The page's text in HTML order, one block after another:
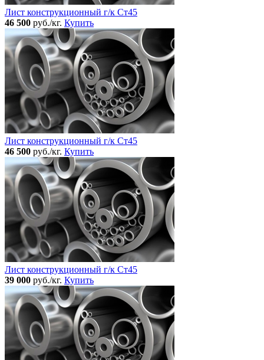
Лист конструкционный г/к Ст45
46 500 руб./кг. Купить
Лист конструкционный г/к Ст45
46 500 руб./кг. Купить
Лист конструкционный г/к Ст45
39 000 руб./кг. Купить